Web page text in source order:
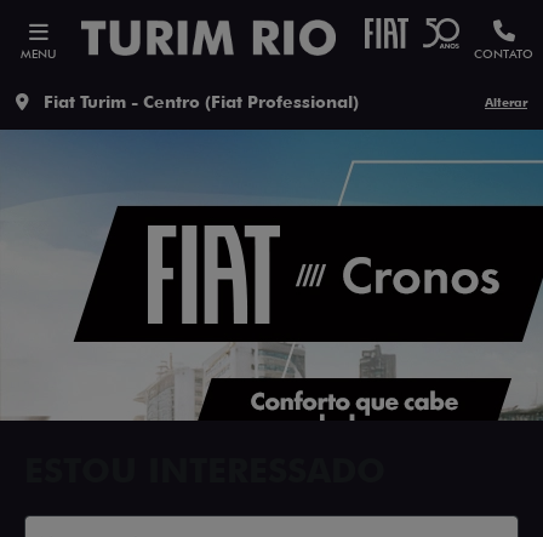
MENU CONTATO
Fiat Turim - Centro (Fiat Professional) Alterar